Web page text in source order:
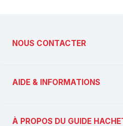
NOUS CONTACTER
AIDE & INFORMATIONS
À PROPOS DU GUIDE